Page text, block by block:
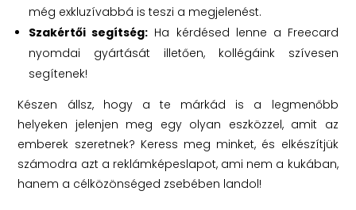
még exkluzívabbá is teszi a megjelenést.
Szakértői segítség: Ha kérdésed lenne a Freecard
nyomdai gyártását illetően, kollégáink szívesen
segítenek!
Készen állsz, hogy a te márkád is a legmenőbb
helyeken jelenjen meg egy olyan eszközzel, amit az
emberek szeretnek? Keress meg minket, és elkészítjük
számodra azt a reklámképeslapot, ami nem a kukában,
hanem a célközönséged zsebében landol!